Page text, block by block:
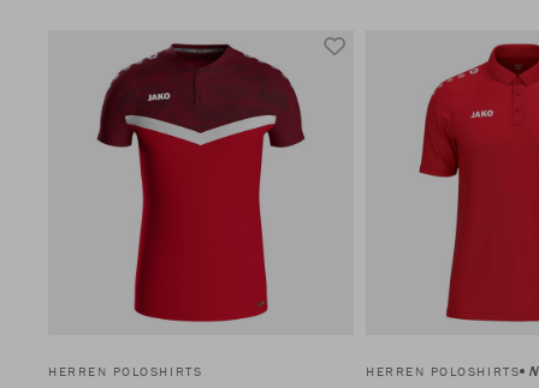
HERREN POLOSHIRTS HERREN POLOSHIRTS